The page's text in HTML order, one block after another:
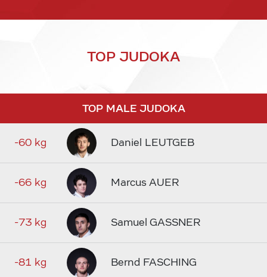
TOP JUDOKA
TOP MALE JUDOKA
-60 kg Daniel LEUTGEB
-66 kg Marcus AUER
-73 kg Samuel GASSNER
-81 kg Bernd FASCHING